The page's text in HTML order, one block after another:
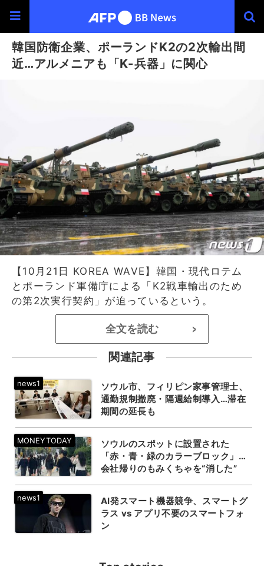
韓国防衛企業、ポーランドK2の2次輸出間
近…アルメニアも「K-兵器」に関心
【10月21日 KOREA WAVE】韓国・現代ロテム
とポーランド軍備庁による「K2戦車輸出のため
の第2次実行契約」が迫っているという。
全文を読む >
関連記事
ソウル市、フィリピン家事管理士、
通勤規制撤廃・隔週給制導入…滞在
期間の延長も
ソウルのスポットに設置された
「赤・青・緑のカラーブロック」…
会社帰りのもみくちゃを“消した”
AI発スマート機器競争、スマートグ
ラス vs アプリ不要のスマートフォ
ン